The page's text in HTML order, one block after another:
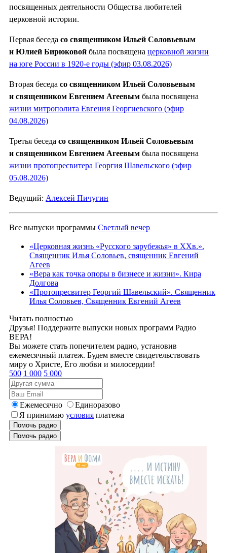
посвященных деятельности Общества любителей
церковной истории.
Первая беседа со священником Ильей Соловьевым
и Юлией Бирюковой была посвящена церковной жизни
на юге России в 1920-е годы (эфир 03.08.2026)
Вторая беседа со священником Ильей Соловьевым
и священником Евгением Агеевым была посвящена
жизни митрополита Евгения Георгиевского (эфир
04.08.2026)
Третья беседа со священником Ильей Соловьевым
и священником Евгением Агеевым была посвящена
жизни протопресвитера Георгия Шавельского (эфир
05.08.2026)
Ведущий: Алексей Пичугин
Все выпуски программы Светлый вечер
«Церковная жизнь «Русского зарубежья» в ХХв.».
Священник Илья Соловьев, священник Евгений
Агеев
«Вера как точка опоры в бизнесе и жизни». Кира
Долгова
«Протопресвитер Георгий Шавельский». Священник
Илья Соловьев, Священник Евгений Агеев
Читать полностью
Друзья! Поддержите выпуски новых программ Радио
ВЕРА!
Вы можете стать попечителем радио, установив
ежемесячный платеж. Будем вместе свидетельствовать
миру о Христе, Его любви и милосердии!
500 1 000 5 000
Ежемесячно
Единоразово
Я принимаю условия платежа
Помочь радио
Помочь радио